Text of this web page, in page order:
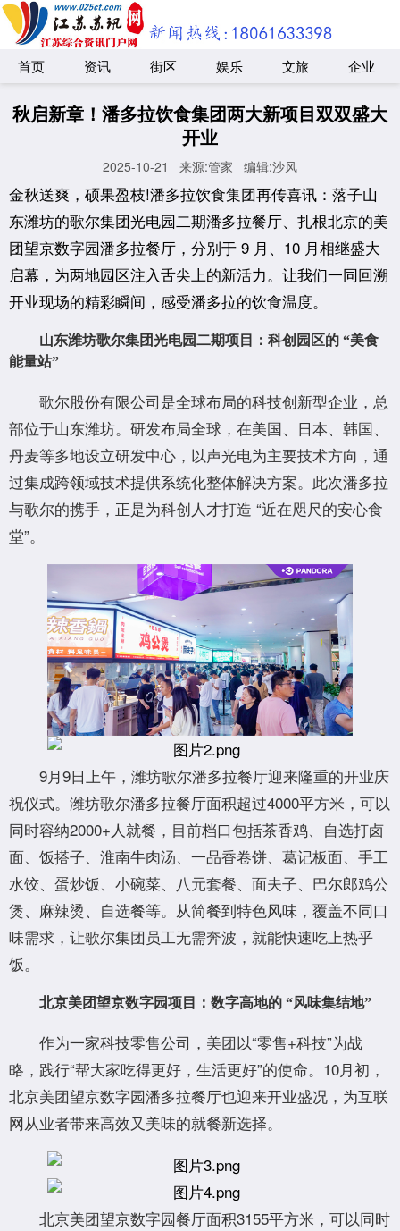
首页 资讯 街区 娱乐 文旅 企业
秋启新章！潘多拉饮食集团两大新项目双双盛大
开业
2025-10-21 来源:管家 编辑:沙风
金秋送爽，硕果盈枝!潘多拉饮食集团再传喜讯：落子山
东潍坊的歌尔集团光电园二期潘多拉餐厅、扎根北京的美
团望京数字园潘多拉餐厅，分别于 9 月、10 月相继盛大
启幕，为两地园区注入舌尖上的新活力。让我们一同回溯
开业现场的精彩瞬间，感受潘多拉的饮食温度。
山东潍坊歌尔集团光电园二期项目：科创园区的 “美食
能量站”
歌尔股份有限公司是全球布局的科技创新型企业，总
部位于山东潍坊。研发布局全球，在美国、日本、韩国、
丹麦等多地设立研发中心，以声光电为主要技术方向，通
过集成跨领域技术提供系统化整体解决方案。此次潘多拉
与歌尔的携手，正是为科创人才打造 “近在咫尺的安心食
堂”。
9月9日上午，潍坊歌尔潘多拉餐厅迎来隆重的开业庆
祝仪式。潍坊歌尔潘多拉餐厅面积超过4000平方米，可以
同时容纳2000+人就餐，目前档口包括茶香鸡、自选打卤
面、饭搭子、淮南牛肉汤、一品香卷饼、葛记板面、手工
水饺、蛋炒饭、小碗菜、八元套餐、面夫子、巴尔郎鸡公
煲、麻辣烫、自选餐等。从简餐到特色风味，覆盖不同口
味需求，让歌尔集团员工无需奔波，就能快速吃上热乎
饭。
北京美团望京数字园项目：数字高地的 “风味集结地”
作为一家科技零售公司，美团以“零售+科技”为战
略，践行“帮大家吃得更好，生活更好”的使命。10月初，
北京美团望京数字园潘多拉餐厅也迎来开业盛况，为互联
网从业者带来高效又美味的就餐新选择。
北京美团望京数字园餐厅面积3155平方米，可以同时